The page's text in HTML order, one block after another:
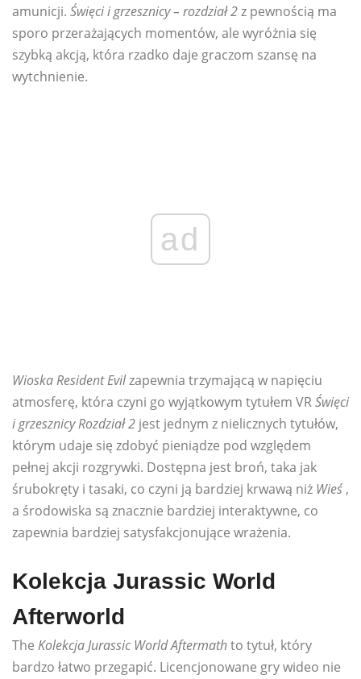
amunicji. Święci i grzesznicy – ​​rozdział 2z pewnością ma
sporo przerażających momentów, ale wyróżnia się
szybką akcją, która rzadko daje graczom szansę na
wytchnienie.
ad
Wioska Resident Evilzapewnia trzymającą w napięciu
atmosferę, która czyni go wyjątkowym tytułem VRŚwięci
i grzesznicy Rozdział 2 jest jednym z nielicznych tytułów,
którym udaje się zdobyć pieniądze pod względem
pełnej akcji rozgrywki. Dostępna jest broń, taka jak
śrubokręty i tasaki, co czyni ją bardziej krwawą niż Wieś ,
a środowiska są znacznie bardziej interaktywne, co
zapewnia bardziej satysfakcjonujące wrażenia.
Kolekcja Jurassic World
Afterworld
The Kolekcja Jurassic World Aftermathto tytuł, który
bardzo łatwo przegapić. Licencjonowane gry wideo nie